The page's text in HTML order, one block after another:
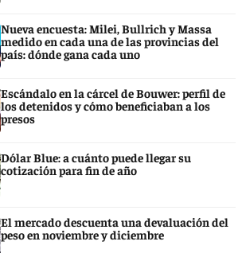
Nueva encuesta: Milei, Bullrich y Massa
medido en cada una de las provincias del
país: dónde gana cada uno
Escándalo en la cárcel de Bouwer: perfil de
los detenidos y cómo beneficiaban a los
presos
Dólar Blue: a cuánto puede llegar su
cotización para fin de año
El mercado descuenta una devaluación del
peso en noviembre y diciembre